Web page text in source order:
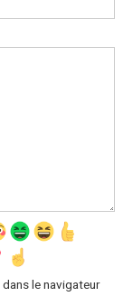
le navigateur